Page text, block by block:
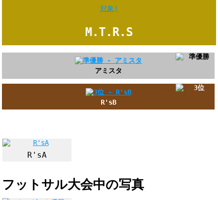
M.T.R.S
アミスタ
R'sB
R'sA
フットサル大会中の写真